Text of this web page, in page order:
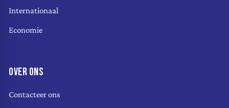
Internationaal
Economie
OVER ONS
Contacteer ons